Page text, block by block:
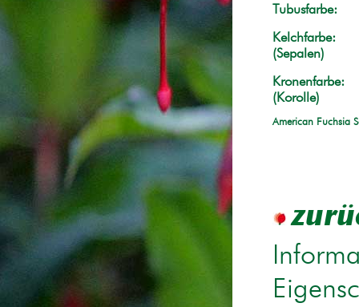
Tubusfarbe:
Kelchfarbe:
(Sepalen)
Kronenfarbe:
(Korolle)
American Fuchsia